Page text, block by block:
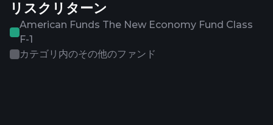
リスクリターン
American Funds The New Economy Fund Class
F-1
カテゴリ内のその他のファンド